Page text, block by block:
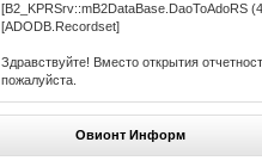
[B2_KPRSrv::mB2DataBase.DaoToAdoRS
[ADODB.Recordset]
Здравствуйте! Вместо открытия
пожалуйста.
Овионт Информ